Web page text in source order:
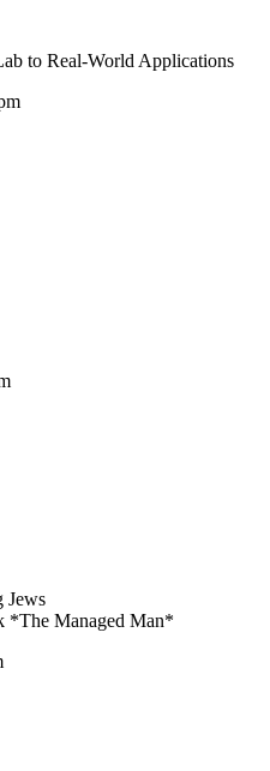
to Real-World Applications
Jews
*The Managed Man*